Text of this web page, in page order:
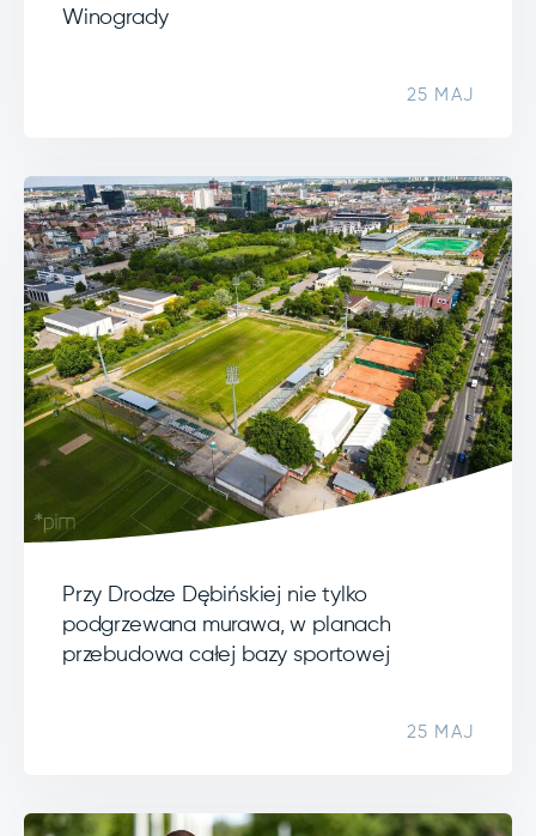
Winogrady
25 MAJ
Przy Drodze Dębińskiej nie tylko
podgrzewana murawa, w planach
przebudowa całej bazy sportowej
25 MAJ